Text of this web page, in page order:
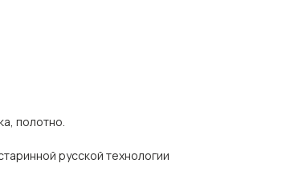
полотно.
русской технологии